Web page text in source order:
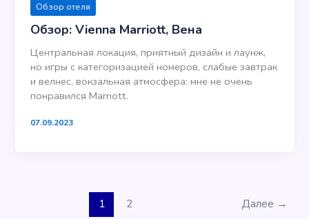
Обзор отеля
Обзор: Vienna Marriott, Вена
Центральная локация, приятный дизайн и лаунж,
но игры с категоризацией номеров, слабые завтрак
и велнес, вокзальная атмосфера: мне не очень
понравился Marriott.
07.09.2023
1 2 Далее →